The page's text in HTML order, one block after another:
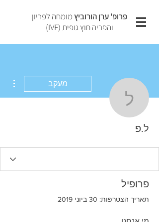
פרופ' ערן הורוביץ מומחה לפריון
והפריה חוץ גופית (IVF)
ל.פ
מעקב
ל.פ
פרופיל
תאריך הצטרפות: 30 ביוני 2019